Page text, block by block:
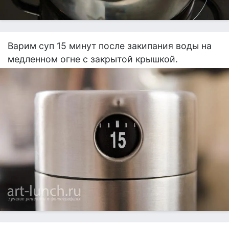
Варим суп 15 минут после закипания воды на
медленном огне с закрытой крышкой.